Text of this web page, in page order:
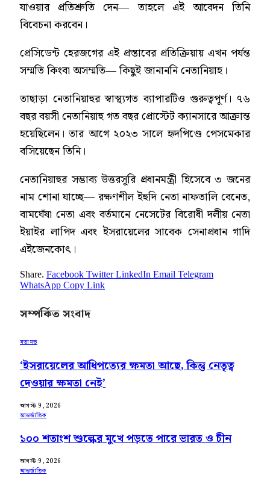
যাওয়ার প্রতিশ্রুতি দেন— তাহলে এই আবেদন তিনি
বিবেচনা করবেন।
প্রেসিডেন্ট হেরজগের এই প্রস্তাবের প্রতিক্রিয়ায় এখন পর্যন্ত
সম্মতি কিংবা অসম্মতি— কিছুই জানাননি নেতানিয়াহ।
তাছাড়া নেতানিয়াহুর স্বাস্থ্যগত ব্যাপারটিও গুরুত্বপূর্ণ। ৭৬
বছর বয়সী নেতানিয়াহু গত বছর প্রোস্টেট ক্যানসারে আক্রান্ত
হয়েছিলেন। তার আগে ২০২৩ সালে হৃদপিণ্ডে পেসমেকার
বসিয়েছেন তিনি।
নেতানিয়াহুর সম্ভাব্য উত্তরসূরি প্রধানমন্ত্রী হিসেবে ৩ জনের
নাম শোনা যাচ্ছে— রক্ষণশীল ইহুদি নেতা নাফতালি বেনেত,
বামঘেঁষা নেতা এবং বর্তমানে নেসেটের বিরোধী দলীয় নেতা
ইয়াইর লাপিদ এবং ইসরায়েলের সাবেক সেনাপ্রধান গাদি
এইজেনকোৎ।
Share. Facebook Twitter LinkedIn Email Telegram
WhatsApp Copy Link
সম্পর্কিত সংবাদ
মতামত
‘ইসরায়েলের আধিপত্যের ক্ষমতা আছে, কিন্তু নেতৃত্ব
দেওয়ার ক্ষমতা নেই’
আগস্ট 9, 2026
আন্তর্জাতিক
১০০ শতাংশ শুল্কের মুখে পড়তে পারে ভারত ও চীন
আগস্ট 9, 2026
আন্তর্জাতিক